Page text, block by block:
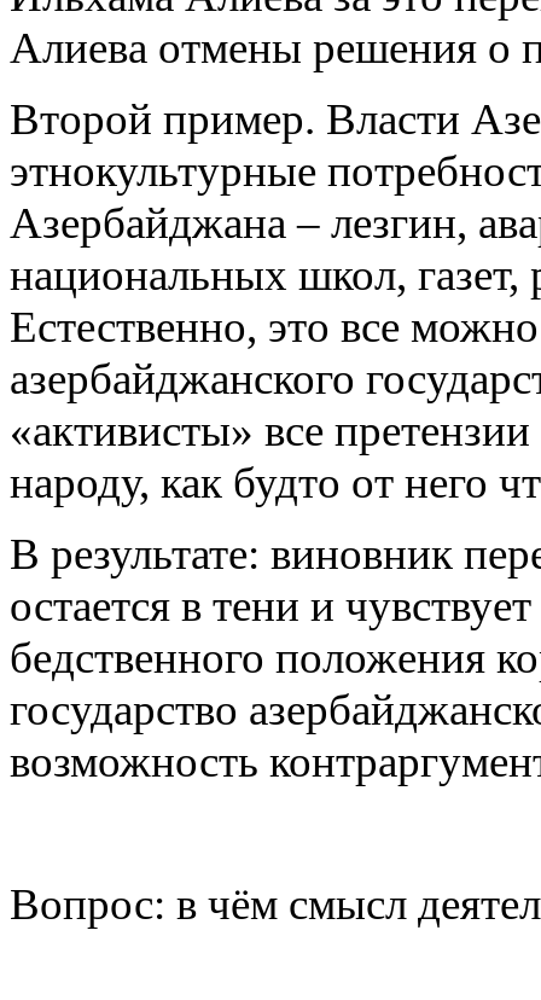
Алиева отмены решения о
Второй пример. Власти
этнокультурные
Азербайджана – лезгин,
национальных школ, газет,
Естественно, это все
азербайджанского
«активисты» все
народу, как будто от него
В результате: виновник
остается в тени и
бедственного положения
государство
возможность
Вопрос: в чём смысл